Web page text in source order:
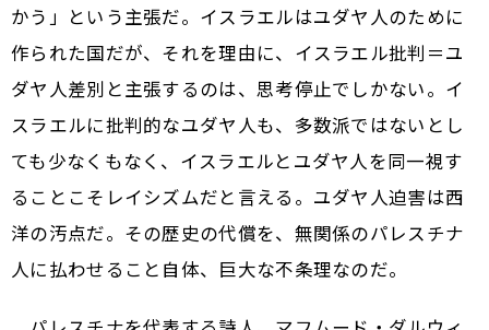
かう」という主張だ。イスラエルはユダヤ人のために
作られた国だが、それを理由に、イスラエル批判＝ユ
ダヤ人差別と主張するのは、思考停止でしかない。イ
スラエルに批判的なユダヤ人も、多数派ではないとし
ても少なくもなく、イスラエルとユダヤ人を同一視す
ることこそレイシズムだと言える。ユダヤ人迫害は西
洋の汚点だ。その歴史の代償を、無関係のパレスチナ
人に払わせること自体、巨大な不条理なのだ。